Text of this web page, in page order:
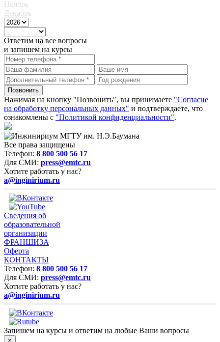
Ноябрь
Декабрь
Ответим на все вопросы
и запишем на курсы
Нажимая на кнопку "Позвонить", вы принимаете "Согласие
на обработку персональных данных" и подтверждаете, что
ознакомлены с "Политикой конфиденциальности".
Все права защищены
Телефон: 8 800 500 56 17
Для СМИ: press@emtc.ru
Хотите работать у нас?
a@inginirium.ru
Сведения об
образовательной
организации
ФРАНШИЗА
Оферта
КОНТАКТЫ
Телефон: 8 800 500 56 17
Для СМИ: press@emtc.ru
Хотите работать у нас?
a@inginirium.ru
Запишем на курсы и ответим на любые Ваши вопросы
×